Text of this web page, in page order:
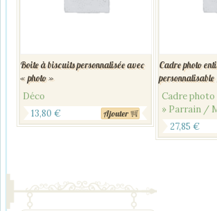
Boite à biscuits personnalisée avec
« photo »
Déco
13,80 € Ajouter
Cadre photo
Cadre photo
» Parrain /
27,85 €